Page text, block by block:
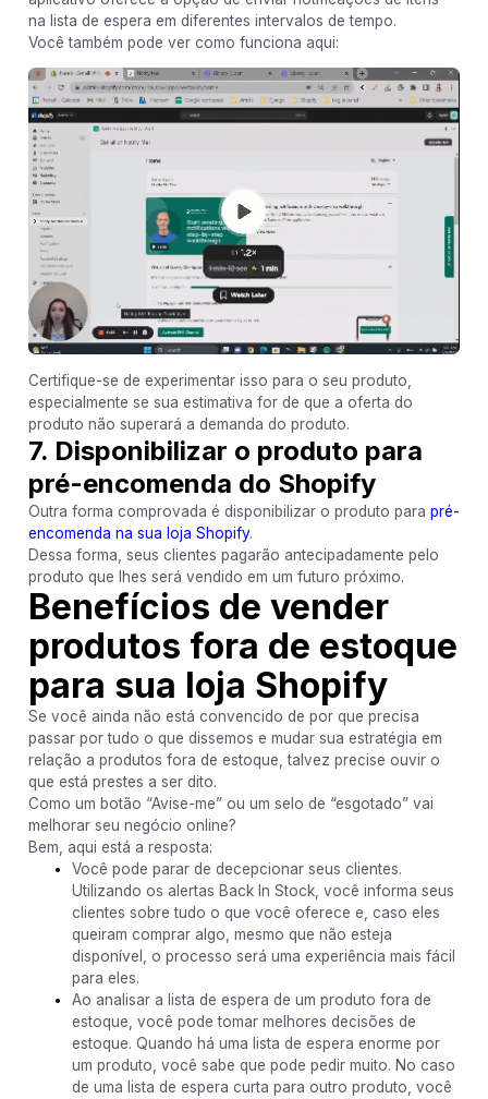
na lista de espera em diferentes intervalos de tempo.
Você também pode ver como funciona aqui:
Certifique-se de experimentar isso para o seu produto,
especialmente se sua estimativa for de que a oferta do
produto não superará a demanda do produto.
7. Disponibilizar o produto para
pré-encomenda do Shopify
Outra forma comprovada é disponibilizar o produto para pré-
encomenda na sua loja Shopify.
Dessa forma, seus clientes pagarão antecipadamente pelo
produto que lhes será vendido em um futuro próximo.
Benefícios de vender
produtos fora de estoque
para sua loja Shopify
Se você ainda não está convencido de por que precisa
passar por tudo o que dissemos e mudar sua estratégia em
relação a produtos fora de estoque, talvez precise ouvir o
que está prestes a ser dito.
Como um botão “Avise-me” ou um selo de “esgotado” vai
melhorar seu negócio online?
Bem, aqui está a resposta:
Você pode parar de decepcionar seus clientes.
Utilizando os alertas Back In Stock, você informa seus
clientes sobre tudo o que você oferece e, caso eles
queiram comprar algo, mesmo que não esteja
disponível, o processo será uma experiência mais fácil
para eles.
Ao analisar a lista de espera de um produto fora de
estoque, você pode tomar melhores decisões de
estoque. Quando há uma lista de espera enorme por
um produto, você sabe que pode pedir muito. No caso
de uma lista de espera curta para outro produto, você